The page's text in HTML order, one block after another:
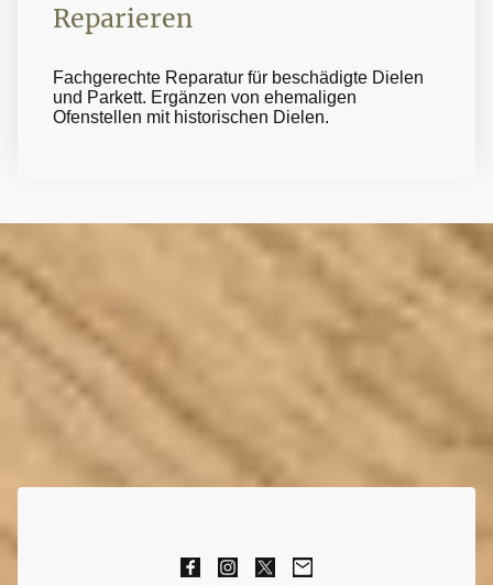
Reparieren
Fachgerechte Reparatur für beschädigte Dielen
und Parkett. Ergänzen von ehemaligen
Ofenstellen mit historischen Dielen.